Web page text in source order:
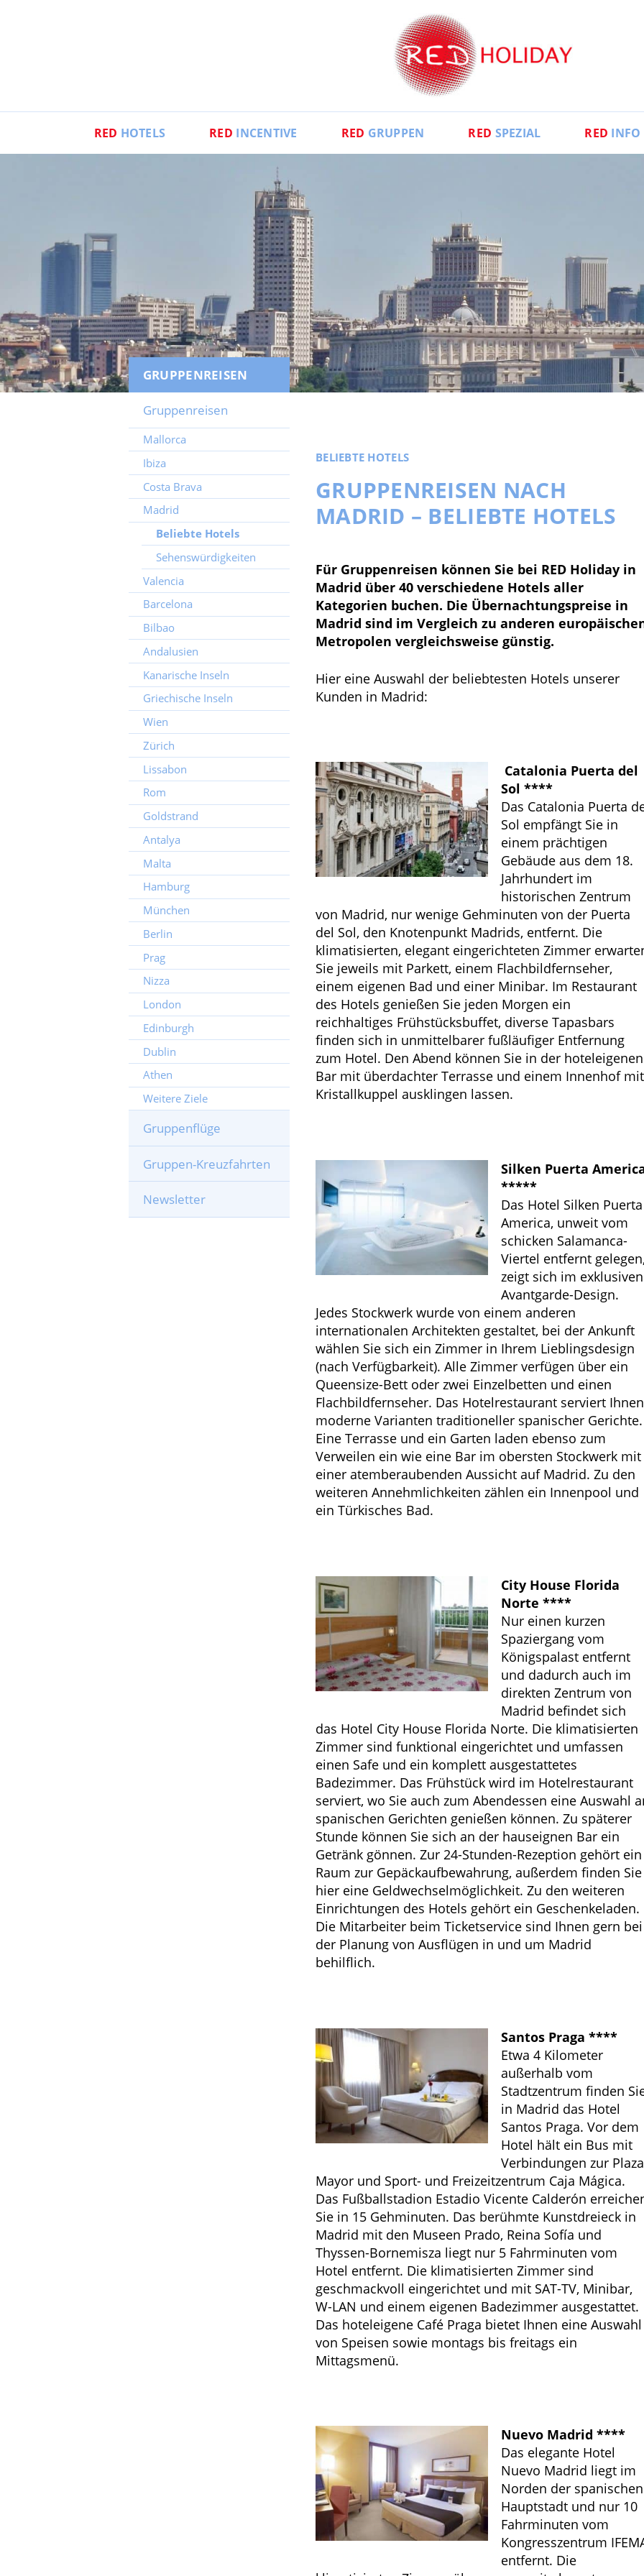
RED HOTELS RED INCENTIVE RED GRUPPEN RED SPEZIAL RED INFO
GRUPPENREISEN
Gruppenreisen
Mallorca
Ibiza
Costa Brava
Madrid
Beliebte Hotels
Sehenswürdigkeiten
Valencia
Barcelona
Bilbao
Andalusien
Kanarische Inseln
Griechische Inseln
Wien
Zürich
Lissabon
Rom
Goldstrand
Antalya
Malta
Hamburg
München
Berlin
Prag
Nizza
London
Edinburgh
Dublin
Athen
Weitere Ziele
Gruppenflüge
Gruppen-Kreuzfahrten
Newsletter
BELIEBTE HOTELS
GRUPPENREISEN NACH
MADRID – BELIEBTE HOTELS
Für Gruppenreisen können Sie bei RED Holiday in
Madrid über 40 verschiedene Hotels aller
Kategorien buchen. Die Übernachtungspreise in
Madrid sind im Vergleich zu anderen
Metropolen vergleichsweise günstig.
Hier eine Auswahl der beliebtesten Hotels unserer
Kunden in Madrid:
Catalonia Puerta del
Sol ****
Das Catalonia Puerta
Sol empfängt Sie in
einem prächtigen
Gebäude aus dem 18.
Jahrhundert im
historischen Zentrum
von Madrid, nur wenige Gehminuten von der Puerta
del Sol, den Knotenpunkt Madrids, entfernt. Die
klimatisierten, elegant eingerichteten Zimmer
Sie jeweils mit Parkett, einem Flachbildfernseher,
einem eigenen Bad und einer Minibar. Im Restaurant
des Hotels genießen Sie jeden Morgen ein
reichhaltiges Frühstücksbuffet, diverse Tapasbars
finden sich in unmittelbarer fußläufiger Entfernung
zum Hotel. Den Abend können Sie in der hoteleigenen
Bar mit überdachter Terrasse und einem Innenhof mit
Kristallkuppel ausklingen lassen.
Silken Puerta
*****
Das Hotel Silken Puerta
America, unweit vom
schicken Salamanca-
Viertel entfernt
zeigt sich im exklusiven
Avantgarde-Design.
Jedes Stockwerk wurde von einem anderen
internationalen Architekten gestaltet, bei der Ankunft
wählen Sie sich ein Zimmer in Ihrem Lieblingsdesign
(nach Verfügbarkeit). Alle Zimmer verfügen über ein
Queensize-Bett oder zwei Einzelbetten und einen
Flachbildfernseher. Das Hotelrestaurant serviert Ihnen
moderne Varianten traditioneller spanischer Gerichte.
Eine Terrasse und ein Garten laden ebenso zum
Verweilen ein wie eine Bar im obersten Stockwerk mit
einer atemberaubenden Aussicht auf Madrid. Zu den
weiteren Annehmlichkeiten zählen ein Innenpool und
ein Türkisches Bad.
City House Florida
Norte ****
Nur einen kurzen
Spaziergang vom
Königspalast entfernt
und dadurch auch im
direkten Zentrum von
Madrid befindet sich
das Hotel City House Florida Norte. Die klimatisierten
Zimmer sind funktional eingerichtet und umfassen
einen Safe und ein komplett ausgestattetes
Badezimmer. Das Frühstück wird im Hotelrestaurant
serviert, wo Sie auch zum Abendessen eine Auswahl
spanischen Gerichten genießen können. Zu späterer
Stunde können Sie sich an der hauseignen Bar ein
Getränk gönnen. Zur 24-Stunden-Rezeption gehört ein
Raum zur Gepäckaufbewahrung, außerdem finden Sie
hier eine Geldwechselmöglichkeit. Zu den weiteren
Einrichtungen des Hotels gehört ein Geschenkeladen.
Die Mitarbeiter beim Ticketservice sind Ihnen gern bei
der Planung von Ausflügen in und um Madrid
behilflich.
Santos Praga ****
Etwa 4 Kilometer
außerhalb vom
Stadtzentrum finden
in Madrid das Hotel
Santos Praga. Vor dem
Hotel hält ein Bus mit
Verbindungen zur Plaza
Mayor und Sport- und Freizeitzentrum Caja Mágica.
Das Fußballstadion Estadio Vicente Calderón
Sie in 15 Gehminuten. Das berühmte Kunstdreieck in
Madrid mit den Museen Prado, Reina Sofía und
Thyssen-Bornemisza liegt nur 5 Fahrminuten vom
Hotel entfernt. Die klimatisierten Zimmer sind
geschmackvoll eingerichtet und mit SAT-TV, Minibar,
W-LAN und einem eigenen Badezimmer ausgestattet.
Das hoteleigene Café Praga bietet Ihnen eine Auswahl
von Speisen sowie montags bis freitags ein
Mittagsmenü.
Nuevo Madrid ****
Das elegante Hotel
Nuevo Madrid liegt im
Norden der spanischen
Hauptstadt und nur 10
Fahrminuten vom
Kongresszentrum
entfernt. Die